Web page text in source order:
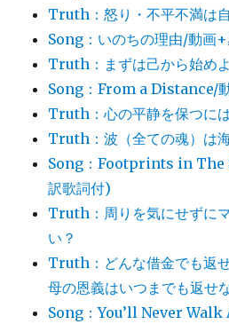
Truth：怒り・不平不満は
Song：いのちの理由/動画
Truth：まずは己から始め
Song：From a Distance/
Truth：心の平静を保つに
Truth：波（全ての魂）は
Song：Footprints in The
訳歌詞付)
Truth：周りを気にせずに
い？
Truth：どんな借金でも返
母の恩義はいつまでも返せ
Song：You’ll Never